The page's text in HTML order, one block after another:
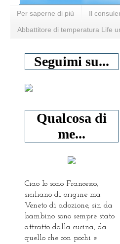
Per saperne di più Il
Abbattitore di temperatura Life
Seguimi su...
Qualcosa di
me...
Ciao Io sono Francesco,
siciliano di origine ma
Veneto di adozione, sin da
bambino sono sempre stato
attratto dalla cucina, da
quello che con pochi e